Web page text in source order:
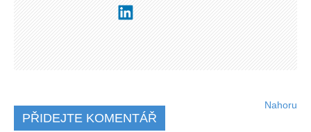
PŘIDEJTE KOMENTÁŘ
Nahoru